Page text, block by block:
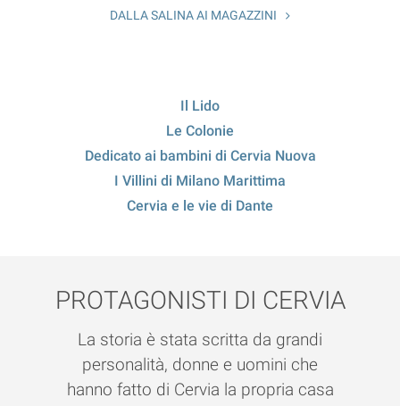
DALLA SALINA AI MAGAZZINI
Il Lido
Le Colonie
Dedicato ai bambini di Cervia Nuova
I Villini di Milano Marittima
Cervia e le vie di Dante
PROTAGONISTI DI CERVIA
La storia è stata scritta da grandi
personalità, donne e uomini che
hanno fatto di Cervia la propria casa